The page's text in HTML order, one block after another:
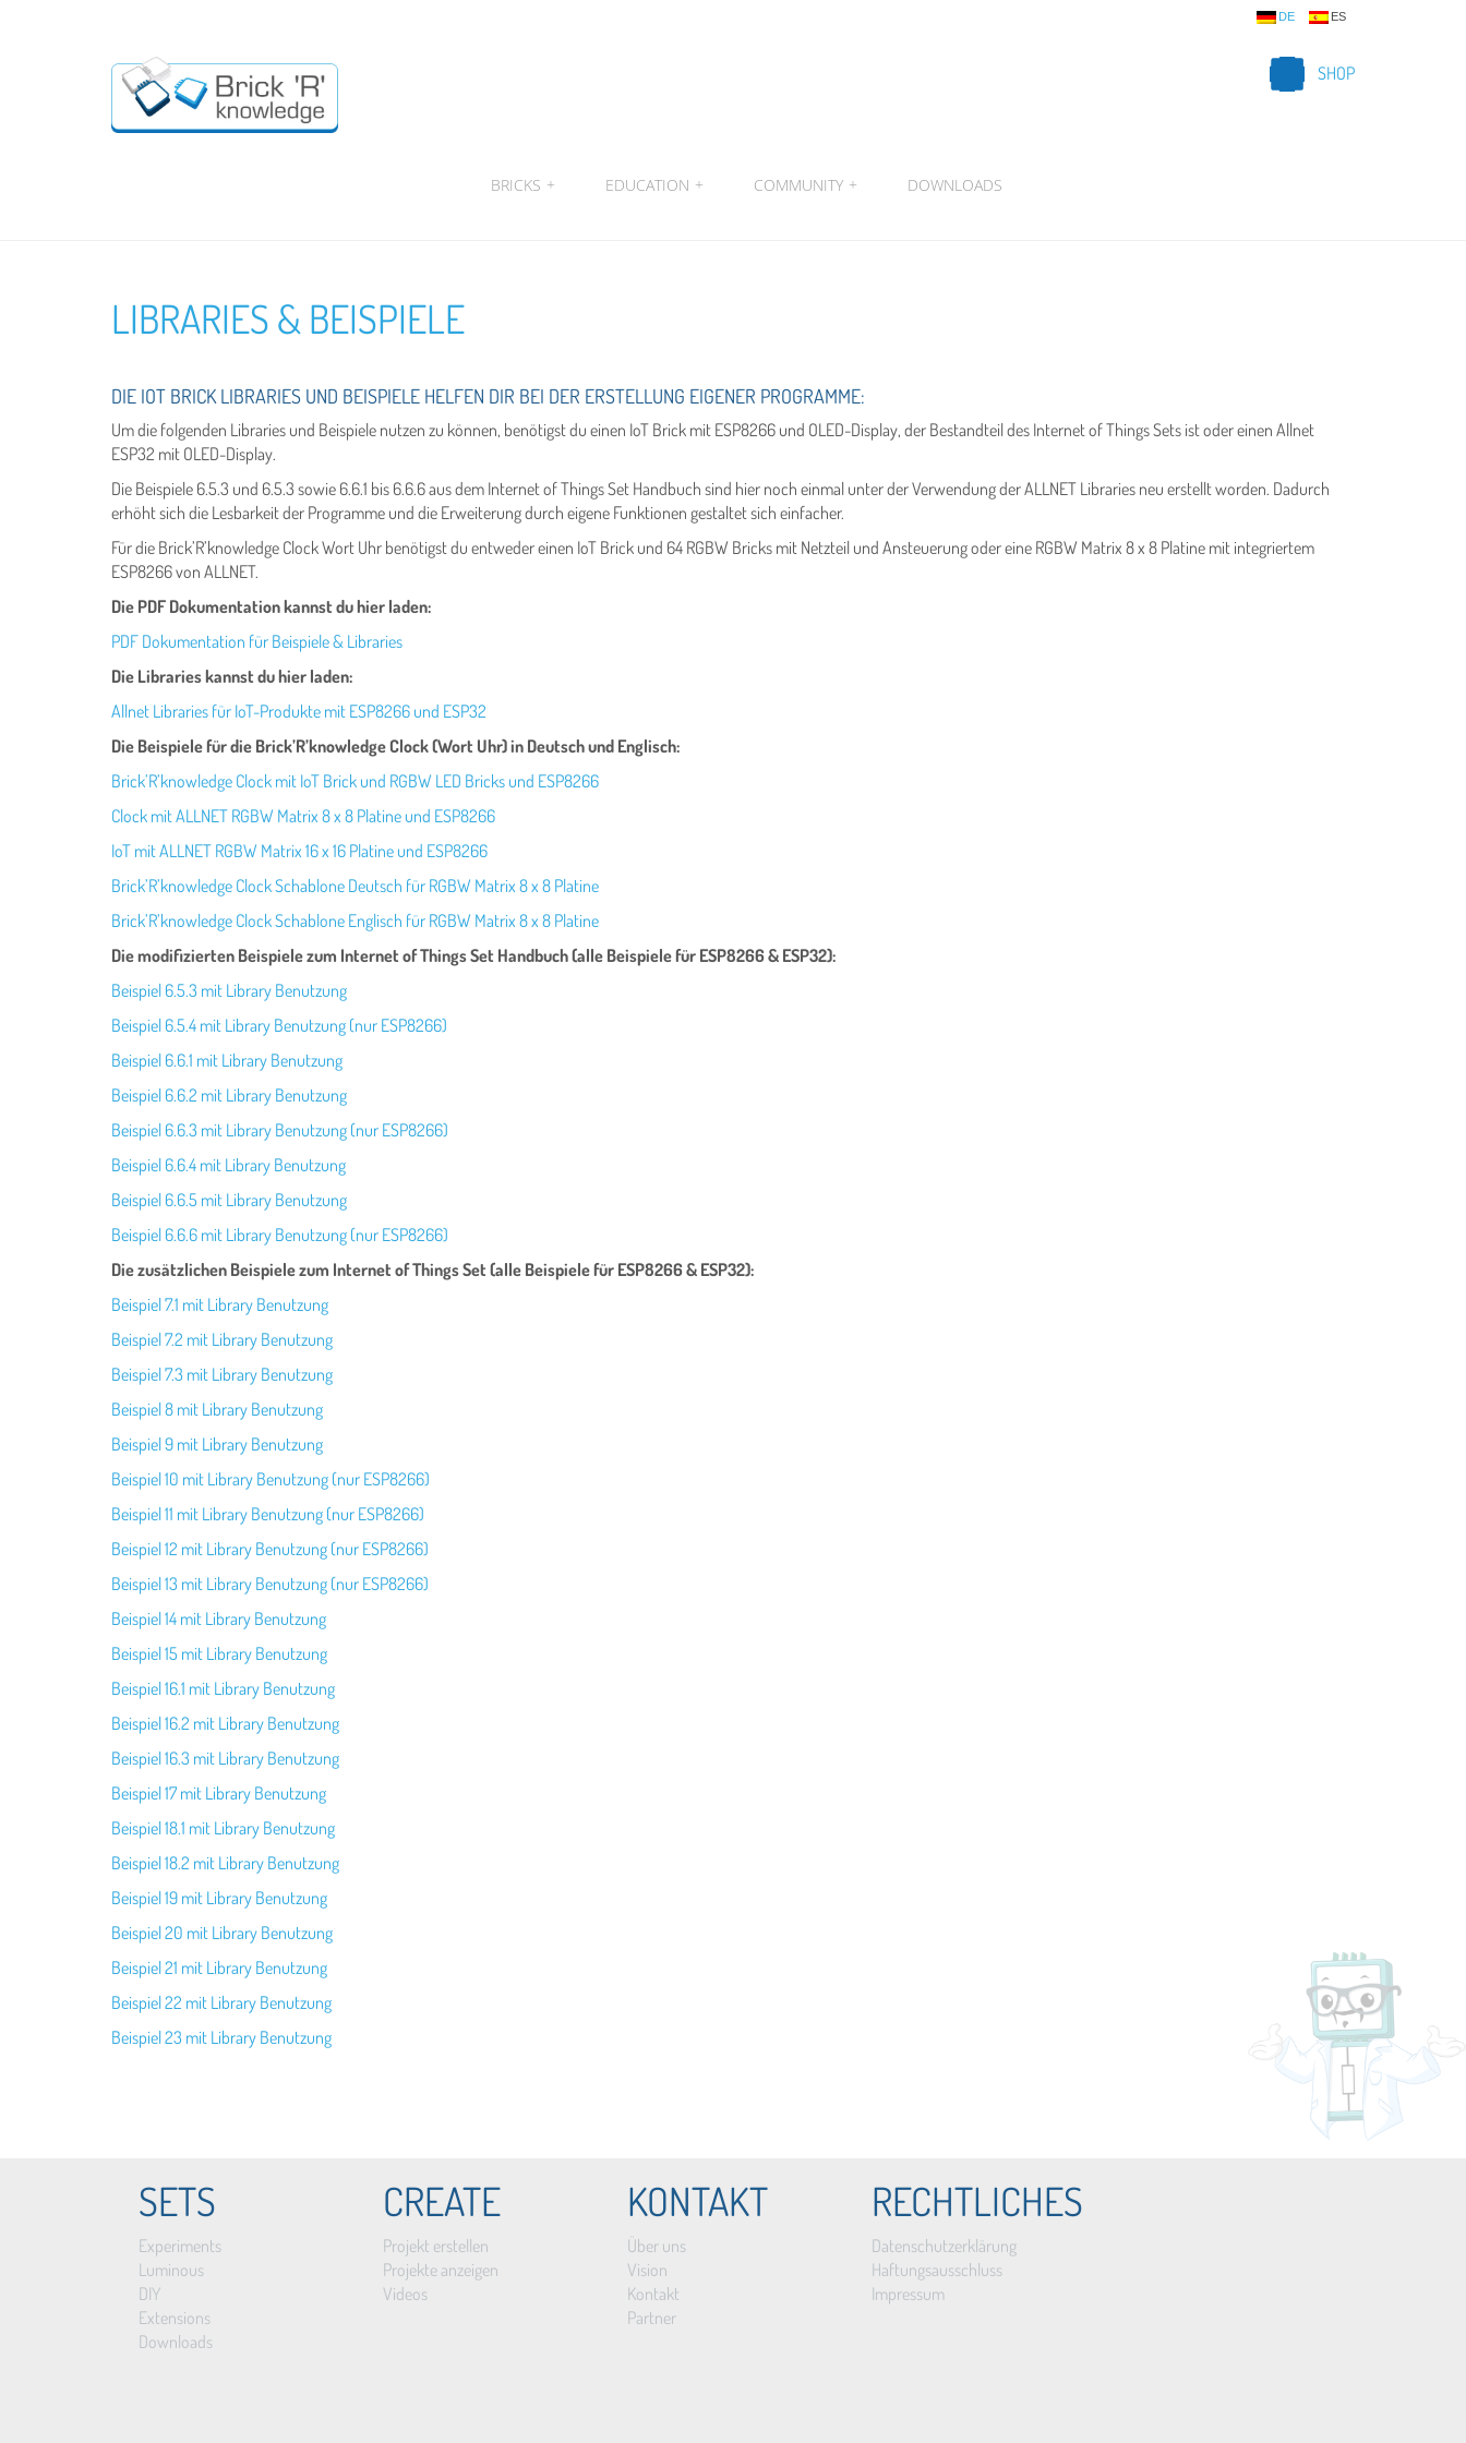
DE ES
SHOP
BRICKS + EDUCATION + COMMUNITY + DOWNLOADS
LIBRARIES & BEISPIELE
DIE IOT BRICK LIBRARIES UND BEISPIELE HELFEN DIR BEI DER ERSTELLUNG EIGENER PROGRAMME:
Um die folgenden Libraries und Beispiele nutzen zu können, benötigst du einen IoT Brick mit ESP8266 und OLED-Display, der Bestandteil des Internet of Things Sets ist oder einen Allnet
ESP32 mit OLED-Display.
Die Beispiele 6.5.3 und 6.5.3 sowie 6.6.1 bis 6.6.6 aus dem Internet of Things Set Handbuch sind hier noch einmal unter der Verwendung der ALLNET Libraries neu erstellt worden. Dadurch
erhöht sich die Lesbarkeit der Programme und die Erweiterung durch eigene Funktionen gestaltet sich einfacher.
Für die Brick’R’knowledge Clock Wort Uhr benötigst du entweder einen IoT Brick und 64 RGBW Bricks mit Netzteil und Ansteuerung oder eine RGBW Matrix 8 x 8 Platine mit integriertem
ESP8266 von ALLNET.
Die PDF Dokumentation kannst du hier laden:
PDF Dokumentation für Beispiele & Libraries
Die Libraries kannst du hier laden:
Allnet Libraries für IoT-Produkte mit ESP8266 und ESP32
Die Beispiele für die Brick’R’knowledge Clock (Wort Uhr) in Deutsch und Englisch:
Brick’R’knowledge Clock mit IoT Brick und RGBW LED Bricks und ESP8266
Clock mit ALLNET RGBW Matrix 8 x 8 Platine und ESP8266
IoT mit ALLNET RGBW Matrix 16 x 16 Platine und ESP8266
Brick’R’knowledge Clock Schablone Deutsch für RGBW Matrix 8 x 8 Platine
Brick’R’knowledge Clock Schablone Englisch für RGBW Matrix 8 x 8 Platine
Die modifizierten Beispiele zum Internet of Things Set Handbuch (alle Beispiele für ESP8266 & ESP32):
Beispiel 6.5.3 mit Library Benutzung
Beispiel 6.5.4 mit Library Benutzung (nur ESP8266)
Beispiel 6.6.1 mit Library Benutzung
Beispiel 6.6.2 mit Library Benutzung
Beispiel 6.6.3 mit Library Benutzung (nur ESP8266)
Beispiel 6.6.4 mit Library Benutzung
Beispiel 6.6.5 mit Library Benutzung
Beispiel 6.6.6 mit Library Benutzung (nur ESP8266)
Die zusätzlichen Beispiele zum Internet of Things Set (alle Beispiele für ESP8266 & ESP32):
Beispiel 7.1 mit Library Benutzung
Beispiel 7.2 mit Library Benutzung
Beispiel 7.3 mit Library Benutzung
Beispiel 8 mit Library Benutzung
Beispiel 9 mit Library Benutzung
Beispiel 10 mit Library Benutzung (nur ESP8266)
Beispiel 11 mit Library Benutzung (nur ESP8266)
Beispiel 12 mit Library Benutzung (nur ESP8266)
Beispiel 13 mit Library Benutzung (nur ESP8266)
Beispiel 14 mit Library Benutzung
Beispiel 15 mit Library Benutzung
Beispiel 16.1 mit Library Benutzung
Beispiel 16.2 mit Library Benutzung
Beispiel 16.3 mit Library Benutzung
Beispiel 17 mit Library Benutzung
Beispiel 18.1 mit Library Benutzung
Beispiel 18.2 mit Library Benutzung
Beispiel 19 mit Library Benutzung
Beispiel 20 mit Library Benutzung
Beispiel 21 mit Library Benutzung
Beispiel 22 mit Library Benutzung
Beispiel 23 mit Library Benutzung
SETS
Experiments
Luminous
DIY
Extensions
Downloads
CREATE
Projekt erstellen
Projekte anzeigen
Videos
KONTAKT
Über uns
Vision
Kontakt
Partner
RECHTLICHES
Datenschutzerklärung
Haftungsausschluss
Impressum